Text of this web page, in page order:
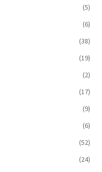
(5)
(6)
(38)
(19)
(2)
(17)
(9)
(6)
(52)
(24)